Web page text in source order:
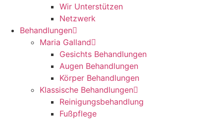
Wir Unterstützen
Netzwerk
Behandlungen
Maria Galland
Gesichts Behandlungen
Augen Behandlungen
Körper Behandlungen
Klassische Behandlungen
Reinigungsbehandlung
Fußpflege